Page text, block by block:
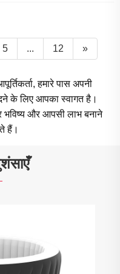
5 ... 12 »
हमारे पास अपनी
के लिए आपका स्वागत है।
और आपसी लाभ बनाने
हैं।